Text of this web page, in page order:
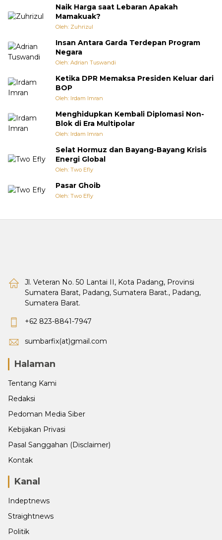
Naik Harga saat Lebaran Apakah
Mamakuak?
Oleh: Zuhrizul
Insan Antara Garda Terdepan Program
Negara
Oleh: Adrian Tuswandi
Ketika DPR Memaksa Presiden Keluar dari
BOP
Oleh: Irdam Imran
Menghidupkan Kembali Diplomasi Non-
Blok di Era Multipolar
Oleh: Irdam Imran
Selat Hormuz dan Bayang-Bayang Krisis
Energi Global
Oleh: Two Efly
Pasar Ghoib
Oleh: Two Efly
Jl. Veteran No. 50 Lantai II, Kota Padang, Provinsi
Sumatera Barat, Padang, Sumatera Barat., Padang,
Sumatera Barat.
+62 823-8841-7947
sumbarfix(at)gmail.com
Halaman
Tentang Kami
Redaksi
Pedoman Media Siber
Kebijakan Privasi
Pasal Sanggahan (Disclaimer)
Kontak
Kanal
Indeptnews
Straightnews
Politik